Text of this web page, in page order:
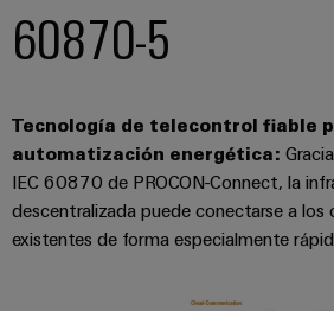
60870-5
Tecnología de telecontrol fiable
automatización energética:
IEC 60870 de PROCON-Connect, la
descentralizada puede conectarse a
existentes de forma especialmente